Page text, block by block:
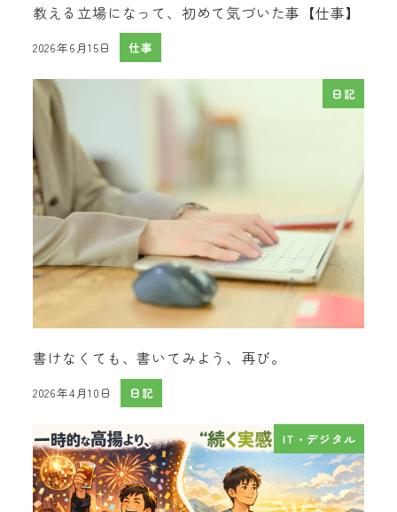
教える立場になって、初めて気づいた事【仕事】
投稿日
2026年6月15日 仕事
日記
書けなくても、書いてみよう、再び。
投稿日
2026年4月10日 日記
IT・デジタル